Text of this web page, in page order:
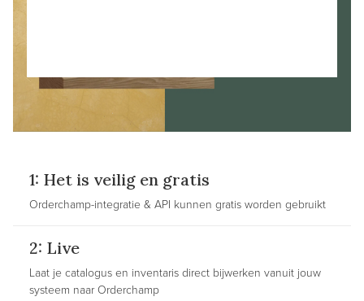
1: Het is veilig en gratis
Orderchamp-integratie & API kunnen gratis worden gebruikt
2: Live
Laat je catalogus en inventaris direct bijwerken vanuit jouw
systeem naar Orderchamp